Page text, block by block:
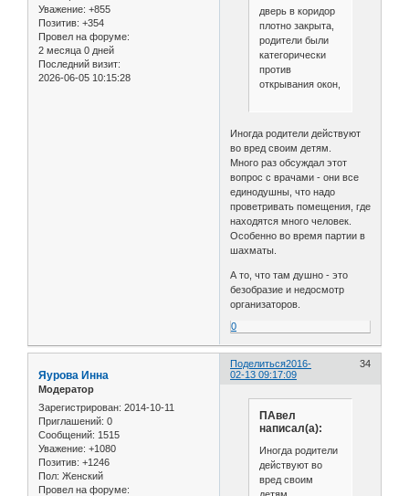
Уважение: +855
Позитив: +354
Провел на форуме:
2 месяца 0 дней
Последний визит:
2026-06-05 10:15:28
дверь в коридор
плотно закрыта,
родители были
категорически
против
открывания окон,
Иногда родители действуют
во вред своим детям.
Много раз обсуждал этот
вопрос с врачами - они все
единодушны, что надо
проветривать помещения, где
находятся много человек.
Особенно во время партии в
шахматы.
А то, что там душно - это
безобразие и недосмотр
организаторов.
0
Поделиться 34
2016-
02-13 09:17:09
Яурова Инна
Модератор
Зарегистрирован: 2014-10-11
Приглашений: 0
Сообщений: 1515
Уважение: +1080
Позитив: +1246
Пол: Женский
Провел на форуме:
ПАвел
написал(а):
Иногда родители
действуют во
вред своим
детям.